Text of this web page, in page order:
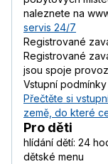
naleznete na
servis 24/7
Registrované
Registrované
jsou spoje
Vstupní
Přečtěte si
země, do které
Pro děti
hlídání dětí: 24
dětské menu